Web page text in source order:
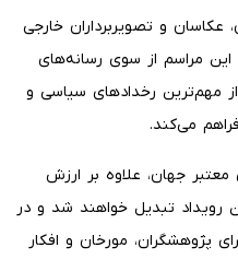
عکاسان و تصویربرداران خارجی
مراسم از سوی رسانه‌های
مهم‌ترین رخدادهای سیاسی و
می‌کند.
جهان، علاوه بر ارزش
رویداد تبدیل خواهند شد و در
پژوهشگران، مورخان و افکار